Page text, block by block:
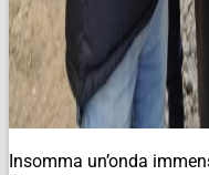
Insomma un’onda